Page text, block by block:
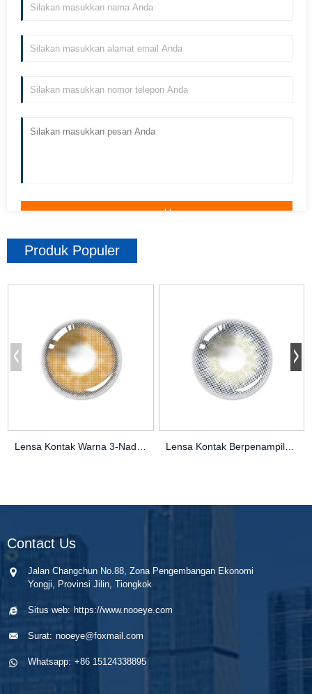
Produk Populer
Lensa Kontak Berpenampilan Alami FC-304 | Desain Berkabut untuk Ke dalaman
Contact Us
Jalan Changchun No.88, Zona Pengembangan Ekonomi
Yongji, Provinsi Jilin, Tiongkok
Situs web: https://www.nooeye.com
Surat: nooeye@foxmail.com
Whatsapp: +86 15124338895